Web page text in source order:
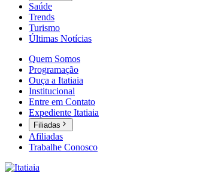
Saúde
Trends
Turismo
Últimas Notícias
Quem Somos
Programação
Ouça a Itatiaia
Institucional
Entre em Contato
Expediente Itatiaia
Filiadas
Afiliadas
Trabalhe Conosco